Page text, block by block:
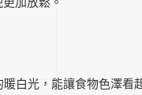
白光，能讓食物色澤看